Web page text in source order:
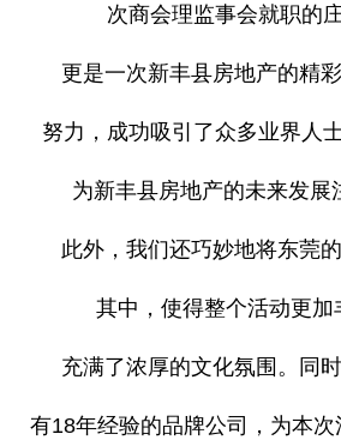
次商会理监事会就职的
更是一次新丰县房地产的精
努力，成功吸引了众多业界人
为新丰县房地产的未来发展
此外，我们还巧妙地将东莞
其中，使得整个活动更加
充满了浓厚的文化氛围。同
有18年经验的品牌公司，为本